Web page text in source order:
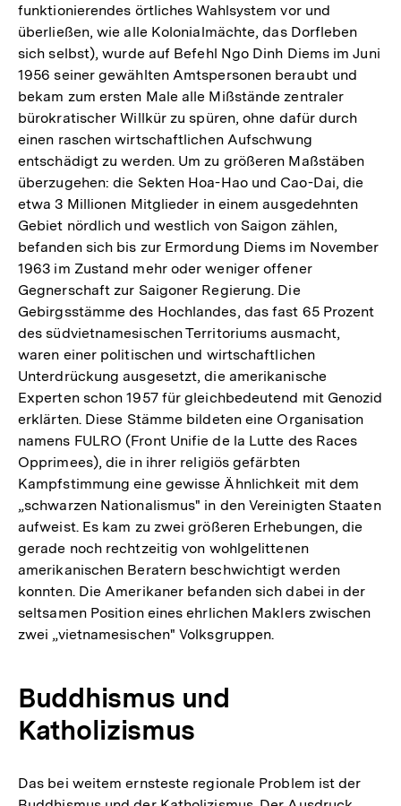
funktionierendes örtliches Wahlsystem vor und
überließen, wie alle Kolonialmächte, das Dorfleben
sich selbst), wurde auf Befehl Ngo Dinh Diems im Juni
1956 seiner gewählten Amtspersonen beraubt und
bekam zum ersten Male alle Mißstände zentraler
bürokratischer Willkür zu spüren, ohne dafür durch
einen raschen wirtschaftlichen Aufschwung
entschädigt zu werden. Um zu größeren Maßstäben
überzugehen: die Sekten Hoa-Hao und Cao-Dai, die
etwa 3 Millionen Mitglieder in einem ausgedehnten
Gebiet nördlich und westlich von Saigon zählen,
befanden sich bis zur Ermordung Diems im November
1963 im Zustand mehr oder weniger offener
Gegnerschaft zur Saigoner Regierung. Die
Gebirgsstämme des Hochlandes, das fast 65 Prozent
des südvietnamesischen Territoriums ausmacht,
waren einer politischen und wirtschaftlichen
Unterdrückung ausgesetzt, die amerikanische
Experten schon 1957 für gleichbedeutend mit Genozid
erklärten. Diese Stämme bildeten eine Organisation
namens FULRO (Front Unifie de la Lutte des Races
Opprimees), die in ihrer religiös gefärbten
Kampfstimmung eine gewisse Ähnlichkeit mit dem
„schwarzen Nationalismus" in den Vereinigten Staaten
aufweist. Es kam zu zwei größeren Erhebungen, die
gerade noch rechtzeitig von wohlgelittenen
amerikanischen Beratern beschwichtigt werden
konnten. Die Amerikaner befanden sich dabei in der
seltsamen Position eines ehrlichen Maklers zwischen
zwei „vietnamesischen" Volksgruppen.
Buddhismus und
Katholizismus
Das bei weitem ernsteste regionale Problem ist der